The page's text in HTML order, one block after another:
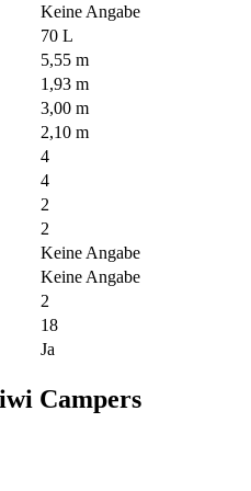
Keine Angabe
70 L
5,55 m
1,93 m
3,00 m
2,10 m
4
4
2
2
Keine Angabe
Keine Angabe
2
18
Ja
Campers